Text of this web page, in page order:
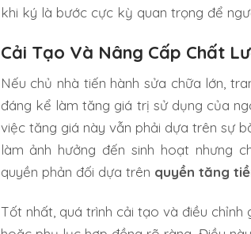
khi ký là bước cực kỳ quan trọng để
Cải Tạo Và Nâng Cấp Chất
Nếu chủ nhà tiến hành sửa chữa lớn,
đáng kể làm tăng giá trị sử dụng của
việc tăng giá này vẫn phải dựa trên sự
làm ảnh hưởng đến sinh hoạt nhưng
quyền phản đối dựa trên quyền tăng
Tốt nhất, quá trình cải tạo và điều